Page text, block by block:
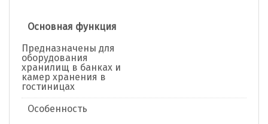
Основная функция
Предназначены для
оборудования
хранилищ в банках и
камер хранения в
гостиницах
Особенность